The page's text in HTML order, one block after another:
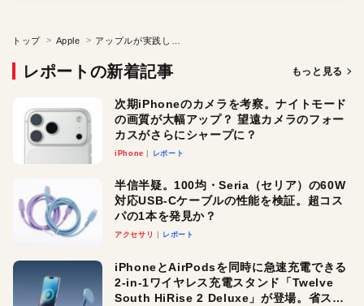
トップ Apple
レポートの新着記事 もっと見る
次期iPhoneのカメラを考察。ナイトモード
の画質が大幅アップ？ 望遠カメラのフォー
カスがさらにシャープに？
iPhone レポート
半信半疑。100均・Seria（セリア）の60W
対応USB-Cケーブルの性能を検証。超コス
パの1本を発見か？
アクセサリ レポート
iPhoneとAirPodsを同時に急速充電できる
2-in-1ワイヤレス充電スタンド「Twelve
South HiRise 2 Deluxe」が登場。省スペ